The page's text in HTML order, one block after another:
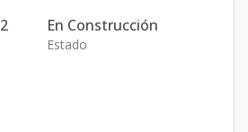
2 En Construcción
Estado